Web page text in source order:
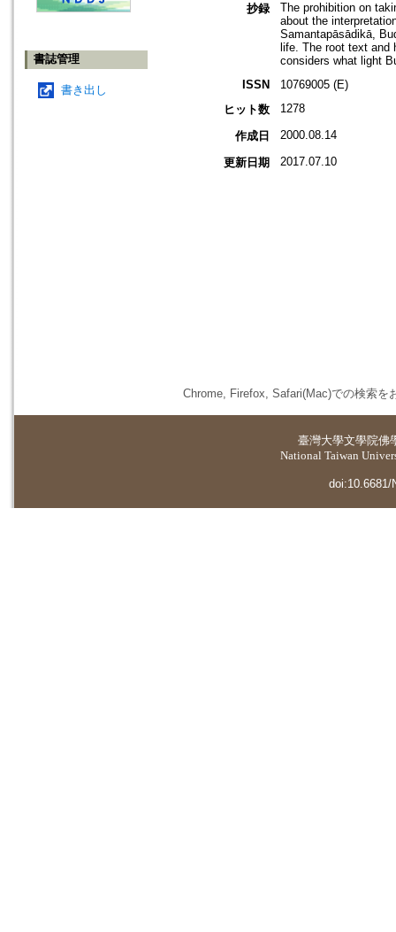
書誌管理
書き出し
抄録
The prohibition on
about the
Samantapāsādikā,
life. The root text and
considers what light
ISSN
10769005 (E)
ヒット数
1278
作成日 2000.08.14
更新日期 2017.07.10
Chrome, Firefox, Safari(Mac)での検索を
臺灣大學文學院佛
National Taiwan
doi:10.6681/